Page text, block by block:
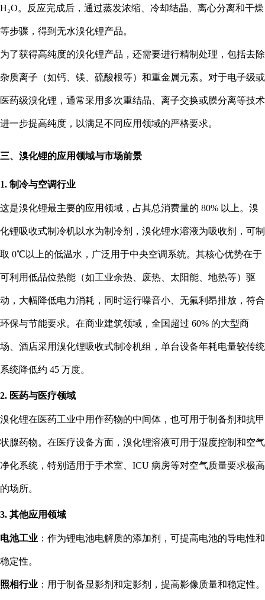
H₂O。反应完成后，通过蒸发浓缩、冷却结晶、离心分离和干燥
等步骤，得到无水溴化锂产品。
为了获得高纯度的溴化锂产品，还需要进行精制处理，包括去除
杂质离子（如钙、镁、硫酸根等）和重金属元素。对于电子级或
医药级溴化锂，通常采用多次重结晶、离子交换或膜分离等技术
进一步提高纯度，以满足不同应用领域的严格要求。
三、溴化锂的应用领域与市场前景
1. 制冷与空调行业
这是溴化锂最主要的应用领域，占其总消费量的 80% 以上。溴
化锂吸收式制冷机以水为制冷剂，溴化锂水溶液为吸收剂，可制
取 0℃以上的低温水，广泛用于中央空调系统。其核心优势在于
可利用低品位热能（如工业余热、废热、太阳能、地热等）驱
动，大幅降低电力消耗，同时运行噪音小、无氟利昂排放，符合
环保与节能要求。在商业建筑领域，全国超过 60% 的大型商
场、酒店采用溴化锂吸收式制冷机组，单台设备年耗电量较传统
系统降低约 45 万度。
2. 医药与医疗领域
溴化锂在医药工业中用作药物的中间体，也可用于制备剂和抗甲
状腺药物。在医疗设备方面，溴化锂溶液可用于湿度控制和空气
净化系统，特别适用于手术室、ICU 病房等对空气质量要求极高
的场所。
3. 其他应用领域
电池工业 ：作为锂电池电解质的添加剂，可提高电池的导电性和
稳定性。
照相行业 ：用于制备显影剂和定影剂，提高影像质量和稳定性。